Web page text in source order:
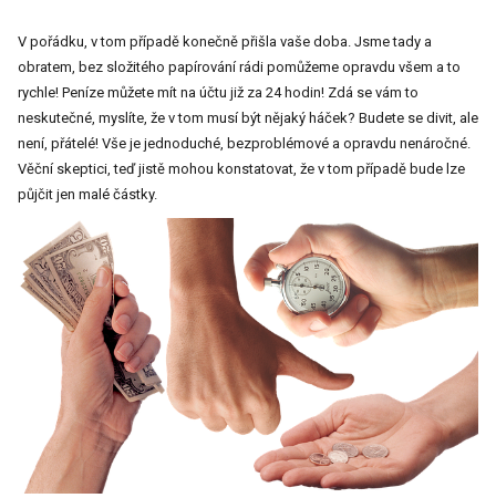
V pořádku, v tom případě konečně přišla vaše doba. Jsme tady a
obratem, bez složitého papírování rádi pomůžeme opravdu všem a to
rychle! Peníze můžete mít na účtu již za 24 hodin! Zdá se vám to
neskutečné, myslíte, že v tom musí být nějaký háček? Budete se divit, ale
není, přátelé! Vše je jednoduché, bezproblémové a opravdu nenáročné.
Věční skeptici, teď jistě mohou konstatovat, že v tom případě bude lze
půjčit jen malé částky.